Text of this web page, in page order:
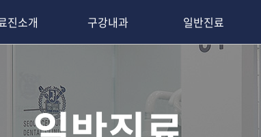
진소개 구강내과 일반진료
골이, 수면무호흡
임플란트